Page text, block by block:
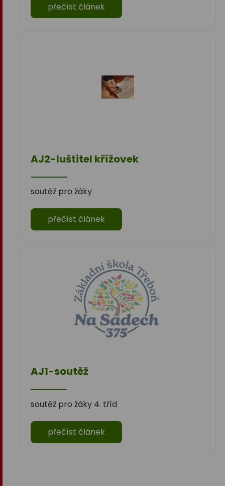
přečíst článek
AJ2-luštitel křížovek
soutěž pro žáky
přečíst článek
AJ1-soutěž
soutěž pro žáky 4. tříd
přečíst článek